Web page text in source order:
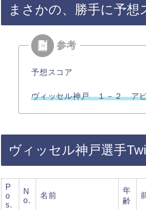
まさかの、勝手に予想
予想スコア
ヴィッセル神戸 １－２ ア
ヴィッセル神戸選手
P
o
s.
N
o.
名前
年
齢